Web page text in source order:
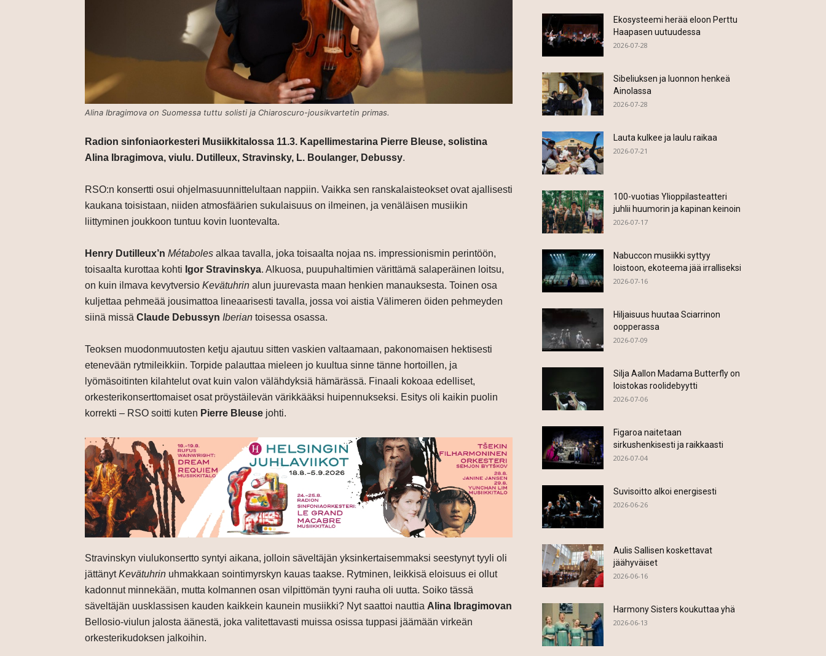
Alina Ibragimova on Suomessa tuttu solisti ja Chiaroscuro-jousikvartetin primas.
Radion sinfoniaorkesteri Musiikkitalossa 11.3. Kapellimestarina Pierre Bleuse, solistina
Alina Ibragimova, viulu. Dutilleux, Stravinsky, L. Boulanger, Debussy.
RSO:n konsertti osui ohjelmasuunnittelultaan nappiin. Vaikka sen ranskalaisteokset ovat ajallisesti
kaukana toisistaan, niiden atmosfäärien sukulaisuus on ilmeinen, ja venäläisen musiikin
liittyminen joukkoon tuntuu kovin luontevalta.
Henry Dutilleux’n Métaboles alkaa tavalla, joka toisaalta nojaa ns. impressionismin perintöön,
toisaalta kurottaa kohti Igor Stravinskya. Alkuosa, puupuhaltimien värittämä salaperäinen loitsu,
on kuin ilmava kevytversio Kevätuhrin alun juurevasta maan henkien manauksesta. Toinen osa
kuljettaa pehmeää jousimattoa lineaarisesti tavalla, jossa voi aistia Välimeren öiden pehmeyden
siinä missä Claude Debussyn Iberian toisessa osassa.
Teoksen muodonmuutosten ketju ajautuu sitten vaskien valtaamaan, pakonomaisen hektisesti
etenevään rytmileikkiin. Torpide palauttaa mieleen jo kuultua sinne tänne hortoillen, ja
lyömäsoitinten kilahtelut ovat kuin valon välähdyksiä hämärässä. Finaali kokoaa edelliset,
orkesterikonserttomaiset osat pröystäilevän värikkääksi huipennukseksi. Esitys oli kaikin puolin
korrekti – RSO soitti kuten Pierre Bleuse johti.
Stravinskyn viulukonsertto syntyi aikana, jolloin säveltäjän yksinkertaisemmaksi seestynyt tyyli oli
jättänytKevätuhrin uhmakkaan sointimyrskyn kauas taakse. Rytminen, leikkisä eloisuus ei ollut
kadonnut minnekään, mutta kolmannen osan vilpittömän tyyni rauha oli uutta. Soiko tässä
säveltäjän uusklassisen kauden kaikkein kaunein musiikki? Nyt saattoi nauttia Alina Ibragimovan
Bellosio-viulun jalosta äänestä, joka valitettavasti muissa osissa tuppasi jäämään virkeän
orkesterikudoksen jalkoihin.
Ekosysteemi herää eloon Perttu
Haapasen uutuudessa
2026-07-28
Sibeliuksen ja luonnon henkeä
Ainolassa
2026-07-28
Lauta kulkee ja laulu raikaa
2026-07-21
100-vuotias Ylioppilasteatteri
juhlii huumorin ja kapinan keinoin
2026-07-17
Nabuccon musiikki syttyy
loistoon, ekoteema jää irralliseksi
2026-07-16
Hiljaisuus huutaa Sciarrinon
oopperassa
2026-07-09
Silja Aallon Madama Butterfly on
loistokas roolidebyytti
2026-07-06
Figaroa naitetaan
sirkushenkisesti ja raikkaasti
2026-07-04
Suvisoitto alkoi energisesti
2026-06-26
Aulis Sallisen koskettavat
jäähyväiset
2026-06-16
Harmony Sisters koukuttaa yhä
2026-06-13